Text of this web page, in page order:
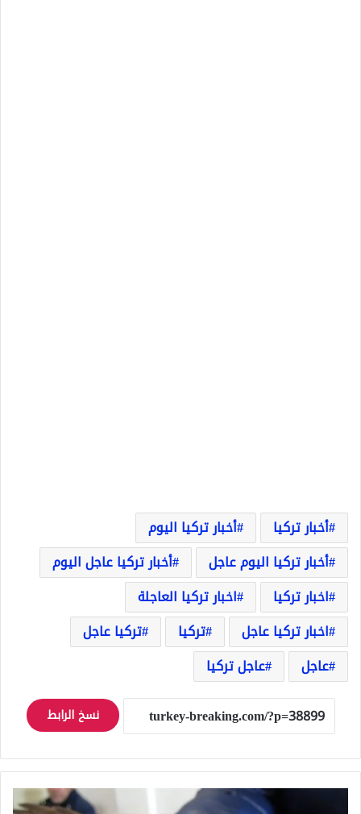
أخبار تركيا
أخبار تركيا اليوم
أخبار تركيا اليوم عاجل
أخبار تركيا عاجل اليوم
اخبار تركيا
اخبار تركيا العاجلة
اخبار تركيا عاجل
تركيا
تركيا عاجل
عاجل
عاجل تركيا
نسخ الرابط